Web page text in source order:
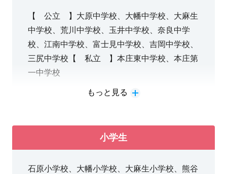
定期テスト対策
英検対策
【 公立 】大原中学校、大幡中学校、大麻生
中学校、荒川中学校、玉井中学校、奈良中学
校、江南中学校、富士見中学校、吉岡中学校、
三尻中学校【 私立 】本庄東中学校、本庄第
一中学校
英検対策（１次・２次）
もっと見る
小学生
石原小学校、大幡小学校、大麻生小学校、熊谷